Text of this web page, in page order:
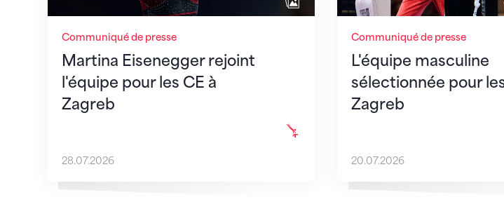
Communiqué de presse
Martina Eisenegger rejoint
l'équipe pour les CE à
Zagreb
28.07.2026
Communiqué de presse
L'équipe masculine
sélectionnée pour
Zagreb
20.07.2026